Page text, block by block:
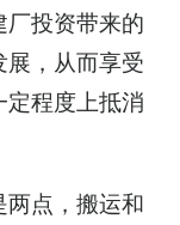
投资带来的
，从而享受
程度上抵消
点，搬运和